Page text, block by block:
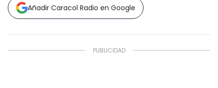
Añadir Caracol Radio en Google